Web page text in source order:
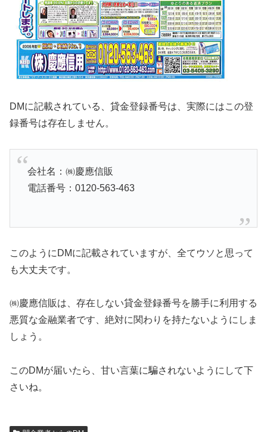
DMに記載されている、貸金登録番号は、実際にはこの登
録番号は存在しません。
会社名：㈱慶應信販
電話番号：0120-563-463
このようにDMに記載されていますが、全てウソと思って
も大丈夫です。
㈱慶應信販は、存在しない貸金登録番号を勝手に利用する
悪質な金融業者です、絶対に関わりを持たないようにしま
しょう。
このDMが届いたら、甘い言葉に騙されないようにして下
さいね。